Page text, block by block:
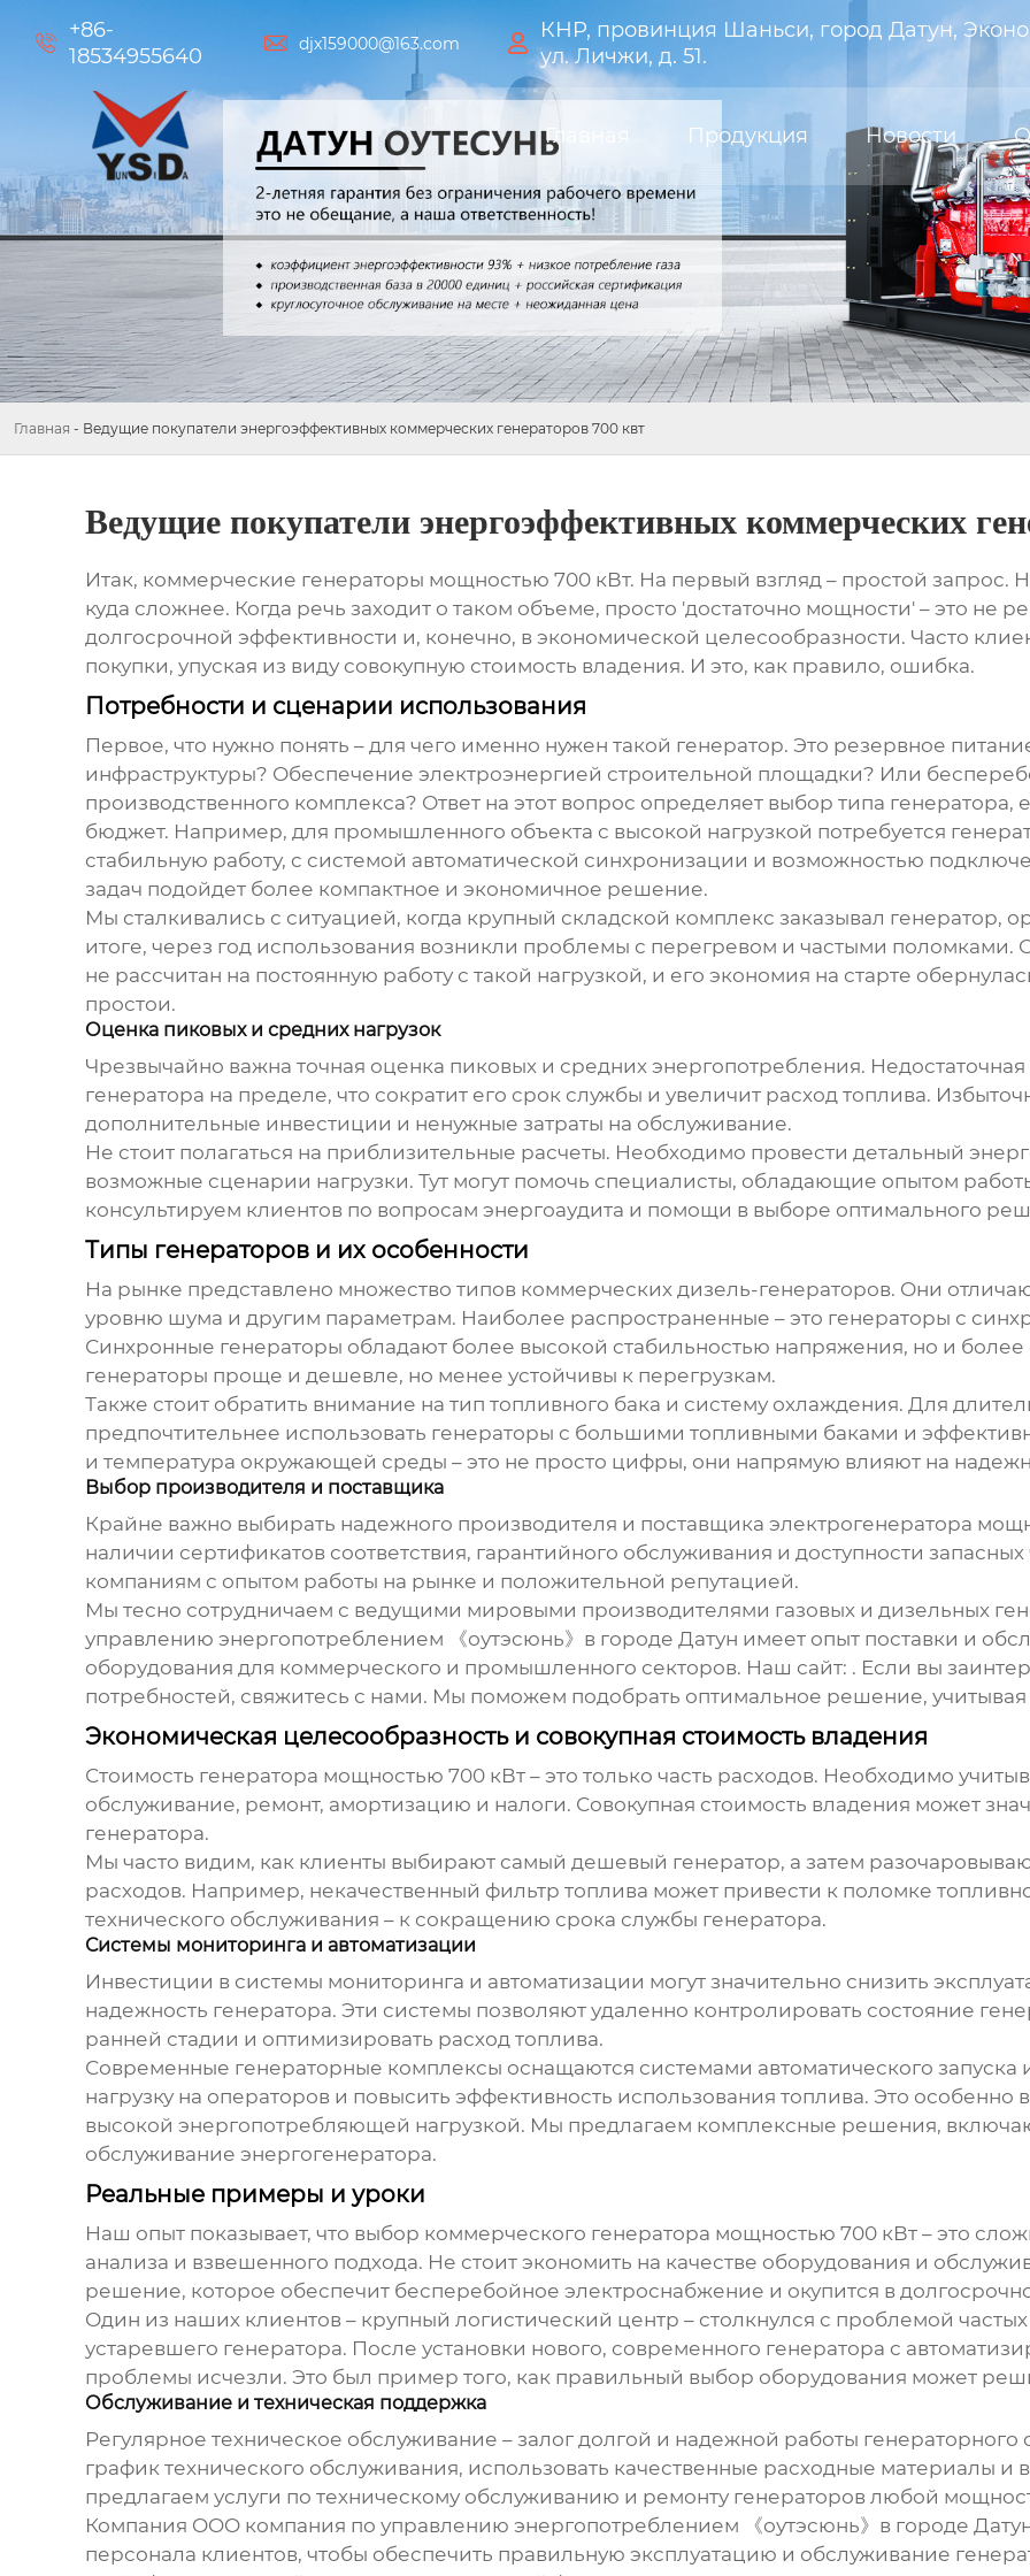

+86-
18534955640
 djx159000@163.com 
КНР, провинция Шаньси, город Датун,
ул. Личжи, д. 51.
Главная Продукция Новости
Главная - Ведущие покупатели энергоэффективных коммерческих генераторов 700 квт
Ведущие покупатели энергоэффективных коммерческих
Итак, коммерческие генераторы мощностью 700 кВт. На первый взгляд – простой запрос.
куда сложнее. Когда речь заходит о таком объеме, просто 'достаточно мощности' – это не
долгосрочной эффективности и, конечно, в экономической целесообразности. Часто
покупки, упуская из виду совокупную стоимость владения. И это, как правило, ошибка.
Потребности и сценарии использования
Первое, что нужно понять – для чего именно нужен такой генератор. Это резервное
инфраструктуры? Обеспечение электроэнергией строительной площадки? Или
производственного комплекса? Ответ на этот вопрос определяет выбор типа генератора,
бюджет. Например, для промышленного объекта с высокой нагрузкой потребуется
стабильную работу, с системой автоматической синхронизации и возможностью
задач подойдет более компактное и экономичное решение.
Мы сталкивались с ситуацией, когда крупный складской комплекс заказывал генератор,
итоге, через год использования возникли проблемы с перегревом и частыми поломками.
не рассчитан на постоянную работу с такой нагрузкой, и его экономия на старте
простои.
Оценка пиковых и средних нагрузок
Чрезвычайно важна точная оценка пиковых и средних энергопотребления.
генератора на пределе, что сократит его срок службы и увеличит расход топлива.
дополнительные инвестиции и ненужные затраты на обслуживание.
Не стоит полагаться на приблизительные расчеты. Необходимо провести детальный
возможные сценарии нагрузки. Тут могут помочь специалисты, обладающие опытом
консультируем клиентов по вопросам энергоаудита и помощи в выборе оптимального
Типы генераторов и их особенности
На рынке представлено множество типов коммерческих дизель-генераторов. Они
уровню шума и другим параметрам. Наиболее распространенные – это генераторы с
Синхронные генераторы обладают более высокой стабильностью напряжения, но и
генераторы проще и дешевле, но менее устойчивы к перегрузкам.
Также стоит обратить внимание на тип топливного бака и систему охлаждения. Для
предпочтительнее использовать генераторы с большими топливными баками и
и температура окружающей среды – это не просто цифры, они напрямую влияют на
Выбор производителя и поставщика
Крайне важно выбирать надежного производителя и поставщика электрогенератора
наличии сертификатов соответствия, гарантийного обслуживания и доступности
компаниям с опытом работы на рынке и положительной репутацией.
Мы тесно сотрудничаем с ведущими мировыми производителями газовых и дизельных
управлению энергопотреблением 《оутэсюнь》в городе Датун имеет опыт поставки и
оборудования для коммерческого и промышленного секторов. Наш сайт: . Если вы
потребностей, свяжитесь с нами. Мы поможем подобрать оптимальное решение,
Экономическая целесообразность и совокупная стоимость владения
Стоимость генератора мощностью 700 кВт– это только часть расходов. Необходимо
обслуживание, ремонт, амортизацию и налоги. Совокупная стоимость владения может
генератора.
Мы часто видим, как клиенты выбирают самый дешевый генератор, а затем
расходов. Например, некачественный фильтр топлива может привести к поломке
технического обслуживания – к сокращению срока службы генератора.
Системы мониторинга и автоматизации
Инвестиции в системы мониторинга и автоматизации могут значительно снизить
надежность генератора. Эти системы позволяют удаленно контролировать состояние
ранней стадии и оптимизировать расход топлива.
Современные генераторные комплексы оснащаются системами автоматического
нагрузку на операторов и повысить эффективность использования топлива. Это
высокой энергопотребляющей нагрузкой. Мы предлагаем комплексные решения,
обслуживание энергогенератора.
Реальные примеры и уроки
Наш опыт показывает, что выбор коммерческого генератора мощностью 700 кВт– это
анализа и взвешенного подхода. Не стоит экономить на качестве оборудования и
решение, которое обеспечит бесперебойное электроснабжение и окупится в
Один из наших клиентов – крупный логистический центр – столкнулся с проблемой
устаревшего генератора. После установки нового, современного генератора с
проблемы исчезли. Это был пример того, как правильный выбор оборудования может
Обслуживание и техническая поддержка
Регулярное техническое обслуживание – залог долгой и надежной работы генераторного
график технического обслуживания, использовать качественные расходные материалы и
предлагаем услуги по техническому обслуживанию и ремонту генераторов любой
Компания OOO компания по управлению энергопотреблением 《оутэсюнь》в городе
персонала клиентов, чтобы обеспечить правильную эксплуатацию и обслуживание